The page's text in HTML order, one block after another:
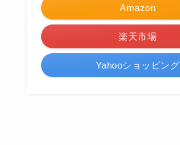
Amazon
楽天市場
Yahooショッピング